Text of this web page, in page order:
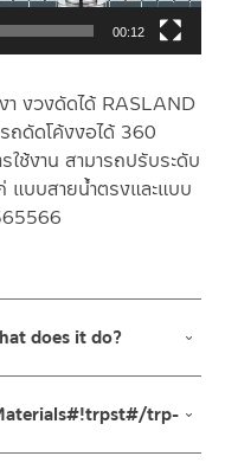
า งวงดัดได้ RASLAND
ถดัดโค้งงอได้ 360
ช้งาน สามารถปรับระดับ
บบสายน้ำตรงและแบบ
00:12
does it do?
เกรด 304 ชุบโครเมี่ยม
สามารถปรับดัดได้อิสระ
เกลียวทองเหลือง
trp-